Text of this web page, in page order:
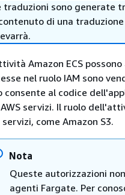
traduzioni sono generate
di una
Amazon ECS
nel ruolo IAM sono
consente al codice
servizi. Il ruolo
servizi, come Amazon S3.
Nota
Queste autorizzazioni
agenti Fargate. Per